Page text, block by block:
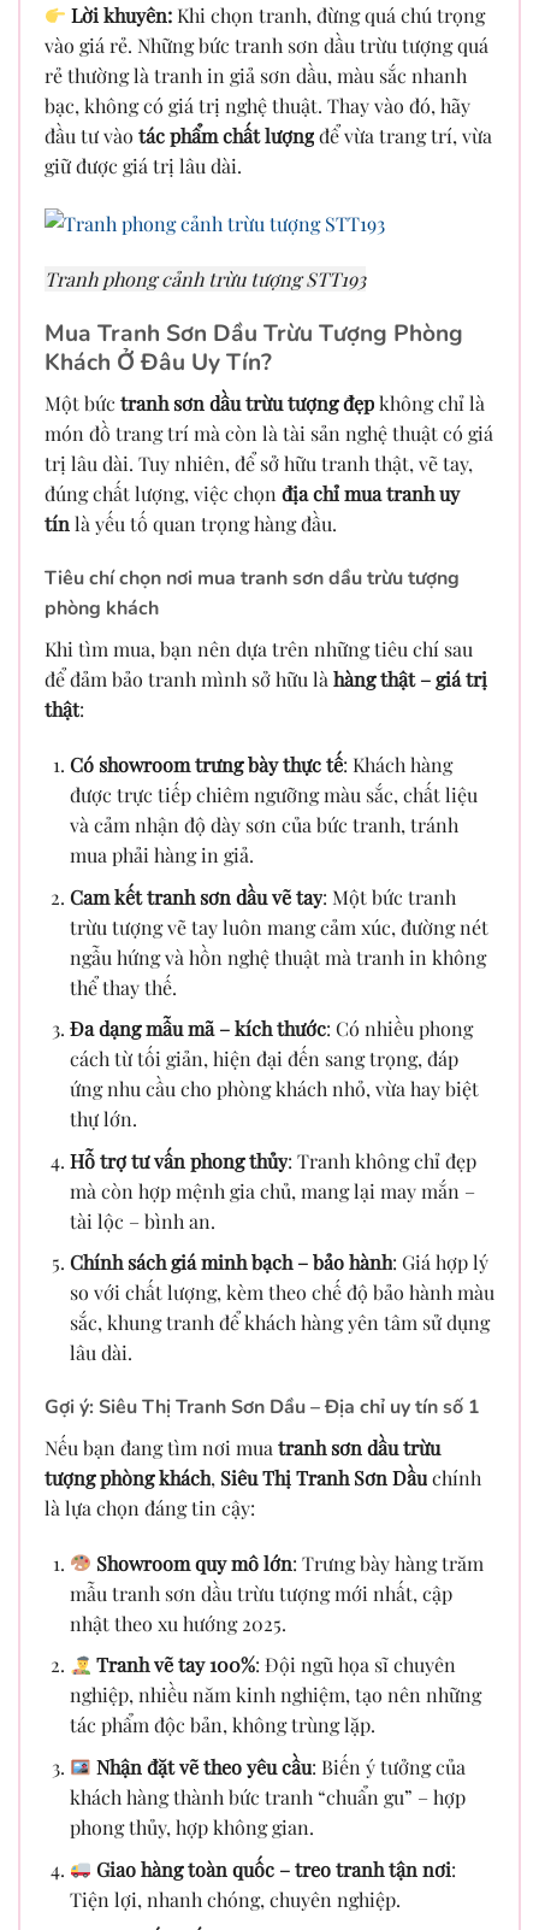
Lời khuyên: Khi chọn tranh, đừng quá chú trọng
vào giá rẻ. Những bức tranh sơn dầu trừu tượng quá
rẻ thường là tranh in giả sơn dầu, màu sắc nhanh
bạc, không có giá trị nghệ thuật. Thay vào đó, hãy
đầu tư vào tác phẩm chất lượngđể vừa trang trí, vừa
giữ được giá trị lâu dài.
Tranh phong cảnh trừu tượng STT193
Mua Tranh Sơn Dầu Trừu Tượng Phòng
Khách Ở Đâu Uy Tín?
Một bức tranh sơn dầu trừu tượng đẹpkhông chỉ là
món đồ trang trí mà còn là tài sản nghệ thuật có giá
trị lâu dài. Tuy nhiên, để sở hữu tranh thật, vẽ tay,
đúng chất lượng, việc chọnđịa chỉ mua tranh uy
tínlà yếu tố quan trọng hàng đầu.
Tiêu chí chọn nơi mua tranh sơn dầu trừu tượng
phòng khách
Khi tìm mua, bạn nên dựa trên những tiêu chí sau
để đảm bảo tranh mình sở hữu là hàng thật – giá trị
thật:
Có showroom trưng bày thực tế: Khách hàng
được trực tiếp chiêm ngưỡng màu sắc, chất liệu
và cảm nhận độ dày sơn của bức tranh, tránh
mua phải hàng in giả.
Cam kết tranh sơn dầu vẽ tay: Một bức tranh
trừu tượng vẽ tay luôn mang cảm xúc, đường nét
ngẫu hứng và hồn nghệ thuật mà tranh in không
thể thay thế.
Đa dạng mẫu mã – kích thước: Có nhiều phong
cách từ tối giản, hiện đại đến sang trọng, đáp
ứng nhu cầu cho phòng khách nhỏ, vừa hay biệt
thự lớn.
Hỗ trợ tư vấn phong thủy: Tranh không chỉ đẹp
mà còn hợp mệnh gia chủ, mang lại may mắn –
tài lộc – bình an.
Chính sách giá minh bạch – bảo hành: Giá hợp lý
so với chất lượng, kèm theo chế độ bảo hành màu
sắc, khung tranh để khách hàng yên tâm sử dụng
lâu dài.
Gợi ý: Siêu Thị Tranh Sơn Dầu – Địa chỉ uy tín số 1
Nếu bạn đang tìm nơi mua tranh sơn dầu trừu
tượng phòng khách, Siêu Thị Tranh Sơn Dầuchính
là lựa chọn đáng tin cậy:
Showroom quy mô lớn: Trưng bày hàng trăm
mẫu tranh sơn dầu trừu tượng mới nhất, cập
nhật theo xu hướng 2025.
Tranh vẽ tay 100%: Đội ngũ họa sĩ chuyên
nghiệp, nhiều năm kinh nghiệm, tạo nên những
tác phẩm độc bản, không trùng lặp.
Nhận đặt vẽ theo yêu cầu: Biến ý tưởng của
khách hàng thành bức tranh “chuẩn gu” – hợp
phong thủy, hợp không gian.
Giao hàng toàn quốc – treo tranh tận nơi:
Tiện lợi, nhanh chóng, chuyên nghiệp.